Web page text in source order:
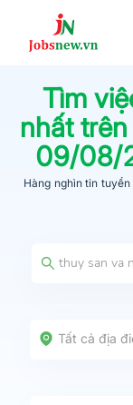
Tìm
nhất
09/08/
Hàng nghìn tin
Tất cả địa